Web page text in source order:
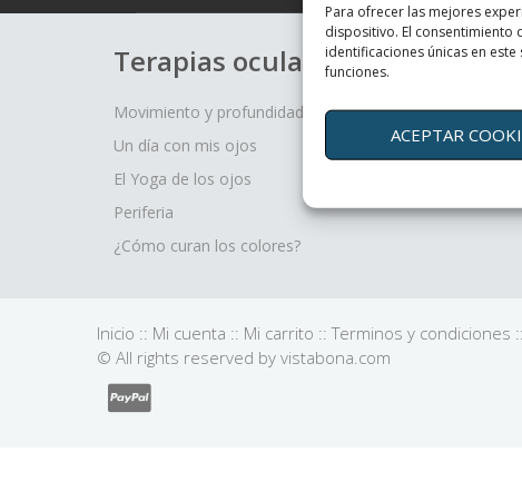
Para ofrecer las mejores
dispositivo. El
identificaciones únicas en
funciones.
ACEPTAR
Terapias oculares
Movimiento y profundidad, un regalo para tus ojos
Un día con mis ojos
El Yoga de los ojos
Periferia
¿Cómo curan los colores?
Inicio :: Mi cuenta :: Mi carrito ::Terminos y condiciones ::
© All rights reserved by vistabona.com